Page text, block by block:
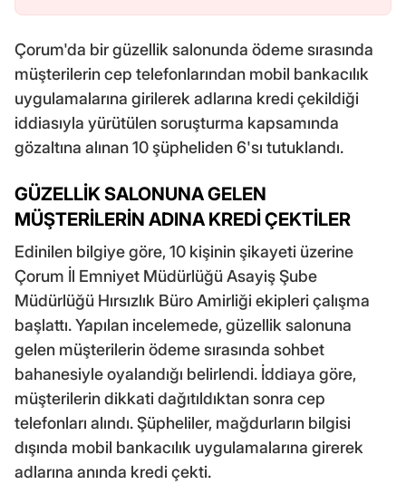
Çorum'da bir güzellik salonunda ödeme sırasında
müşterilerin cep telefonlarından mobil bankacılık
uygulamalarına girilerek adlarına kredi çekildiği
iddiasıyla yürütülen soruşturma kapsamında
gözaltına alınan 10 şüpheliden 6'sı tutuklandı.
GÜZELLİK SALONUNA GELEN
MÜŞTERİLERİN ADINA KREDİ ÇEKTİLER
Edinilen bilgiye göre, 10 kişinin şikayeti üzerine
Çorum İl Emniyet Müdürlüğü Asayiş Şube
Müdürlüğü Hırsızlık Büro Amirliği ekipleri çalışma
başlattı. Yapılan incelemede, güzellik salonuna
gelen müşterilerin ödeme sırasında sohbet
bahanesiyle oyalandığı belirlendi. İddiaya göre,
müşterilerin dikkati dağıtıldıktan sonra cep
telefonları alındı. Şüpheliler, mağdurların bilgisi
dışında mobil bankacılık uygulamalarına girerek
adlarına anında kredi çekti.